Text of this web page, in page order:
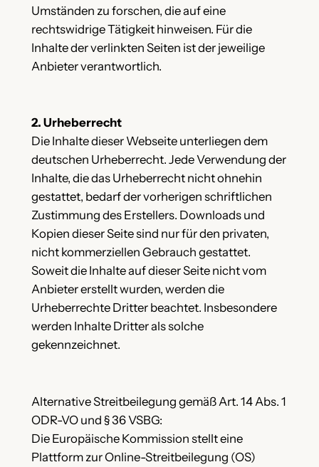
Umständen zu forschen, die auf eine
rechtswidrige Tätigkeit hinweisen. Für die
Inhalte der verlinkten Seiten ist der jeweilige
Anbieter verantwortlich.
2. Urheberrecht
Die Inhalte dieser Webseite unterliegen dem
deutschen Urheberrecht. Jede Verwendung der
Inhalte, die das Urheberrecht nicht ohnehin
gestattet, bedarf der vorherigen schriftlichen
Zustimmung des Erstellers. Downloads und
Kopien dieser Seite sind nur für den privaten,
nicht kommerziellen Gebrauch gestattet.
Soweit die Inhalte auf dieser Seite nicht vom
Anbieter erstellt wurden, werden die
Urheberrechte Dritter beachtet. Insbesondere
werden Inhalte Dritter als solche
gekennzeichnet.
Alternative Streitbeilegung gemäß Art. 14 Abs. 1
ODR-VO und § 36 VSBG:
Die Europäische Kommission stellt eine
Plattform zur Online-Streitbeilegung (OS)